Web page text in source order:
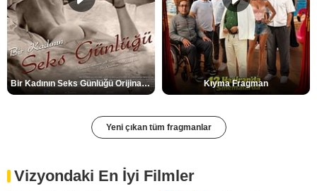
Bir Kadının Seks Günlüğü Orijinal Fragman Kıyma Fragman
Yeni çıkan tüm fragmanlar
Vizyondaki En İyi Filmler